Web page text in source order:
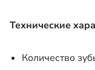
Технические
Количество